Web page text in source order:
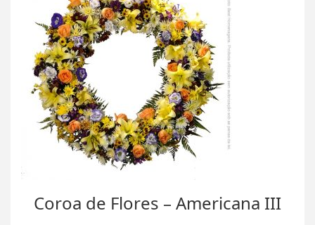
Coroa de Flores – Americana III